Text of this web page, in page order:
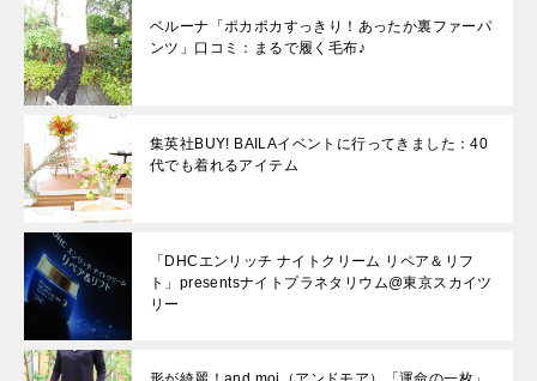
ベルーナ「ポカポカすっきり！あったか裏ファーパ
ンツ」口コミ：まるで履く毛布♪
集英社BUY! BAILAイベントに行ってきました：40
代でも着れるアイテム
「DHCエンリッチ ナイトクリーム リペア＆リフ
ト」presentsナイトプラネタリウム@東京スカイツ
リー